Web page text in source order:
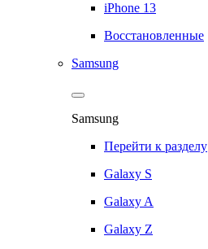
iPhone 13
Восстановленные
Samsung
Samsung
Перейти к разделу
Galaxy S
Galaxy A
Galaxy Z